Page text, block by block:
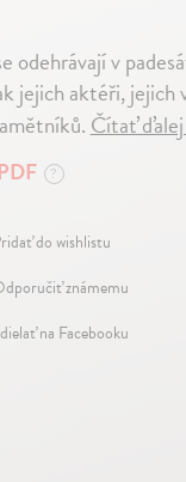
odehrávají v
jejich aktéři,
Čítať
?
do wishlistu
známemu
na Facebooku